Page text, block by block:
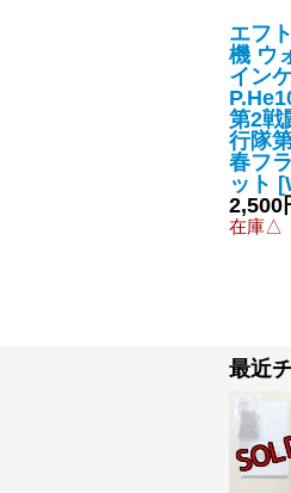
エフ
機 ウ
イン
第2戦
行隊
春フ
ット [
2,500
在庫△
最近